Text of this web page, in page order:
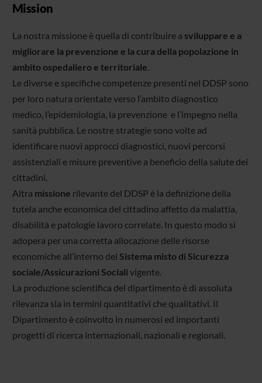
Mission
La nostra missione è quella di contribuire a sviluppare e a
migliorare la prevenzione e la cura della popolazione in
ambito ospedaliero e territoriale.
Le diverse e specifiche competenze presenti nel DDSP sono
per loro natura orientate verso l’ambito diagnostico
medico, l’epidemiologia, la prevenzione e l’impegno nella
sanità pubblica. Le nostre strategie sono volte ad
identificare nuovi approcci diagnostici, nuovi percorsi
assistenziali e misure preventive a beneficio della salute dei
cittadini.
Altra missione rilevante del DDSP è la definizione della
tutela anche economica del cittadino affetto da malattia,
disabilità e patologie lavoro correlate. In questo modo si
adopera per una corretta allocazione delle risorse
economiche all’interno del Sistema misto di Sicurezza
sociale/Assicurazioni Sociali vigente.
La produzione scientifica del dipartimento è di assoluta
rilevanza sia in termini quantitativi che qualitativi. Il
Dipartimento è coinvolto in numerosi ed importanti
progetti di ricerca internazionali, nazionali e regionali.